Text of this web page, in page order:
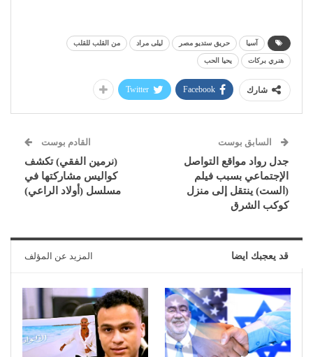
آسيا حريق ستديو مصر ليلى مراد من القلب للقلب
هنري بركات يحيا الحب
شارك Facebook
Twitter
السابق بوست
جدل رواد مواقع التواصل
الإجتماعي بسبب فيلم
(الست) ينتقل إلى منزل
كوكب الشرق
القادم بوست
(نرمين الفقي) تكشف
كواليس مشاركتها في
مسلسل (أولاد الراعي)
قد يعجبك ايضا المزيد عن المؤلف